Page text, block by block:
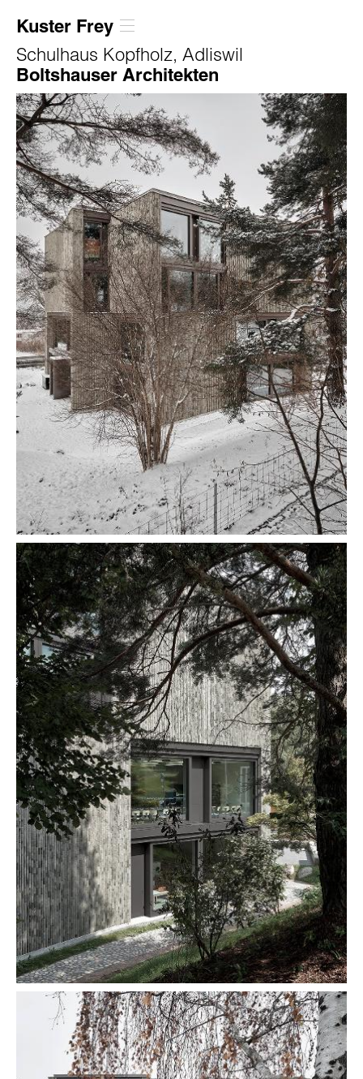
Kuster Frey
Schulhaus Kopfholz, Adliswil
Boltshauser Architekten